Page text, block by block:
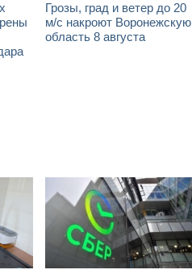
Грозы, град и ветер до 20
м/с накроют Воронежскую
область 8 августа